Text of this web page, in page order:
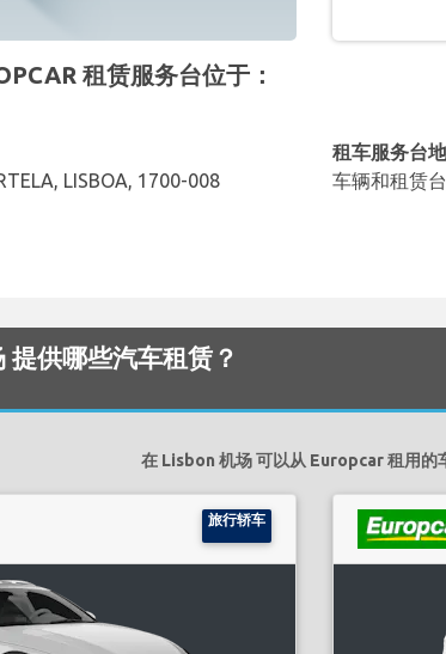
租赁服务台位于：
LISBOA, 1700-008
租车服务台
车辆和租赁
供哪些汽车租赁？
在 Lisbon 机场 可以从 Europcar 租用的
旅行轿车